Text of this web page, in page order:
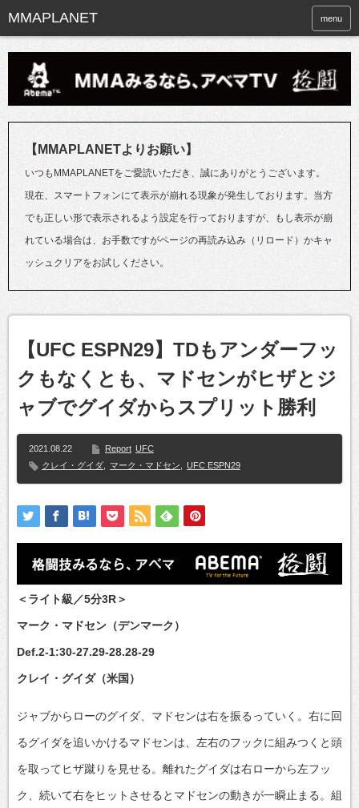
menu
【MMAPLANETよりお願い】
いつもMMAPLANETをご愛読いただき、誠にありがとうございます。
現在、スマートフォンにて表示が崩れる現象が発生しております。当方
でも正しい形で表示されるよう設定を行っておりますが、もし表示が崩
れている場合は、お手数ですがページの再読み込み（リロード）かキャ
ッシュクリアをお試しください。
【UFC ESPN29】TDもアンダーフッ
クもなくとも、マドセンがヒザとジ
ャブでグイダからスプリット勝利
2021.08.22 Report UFC
クレイ・グイダ
マーク・マドセン UFC ESPN29
＜ライト級／5分3R＞
マーク・マドセン（デンマーク）
Def.2-1:30-27.29-28.28-29
クレイ・グイダ（米国）
ジャブからローのグイダ、マドセンは右を振るっていく。右に回
るグイダを追いかけるマドセンは、左右のフックに組みつくと頭
を取ってヒザ蹴りを見せる。離れたグイダは右ローから左フッ
ク、続いて右をヒットさせるとマドセンの動きが一瞬止まる。組